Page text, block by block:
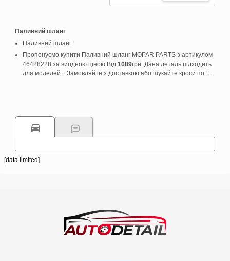
Паливний шланг
Паливний шланг
Пропонуємо купити Паливний шланг MOPAR PARTS з артикулом
46428228 за вигідною ціною Від 1089грн. Дана деталь підходить
для моделей: . Замовляйте з доставкою або шукайте кроси по : .
[data limited]